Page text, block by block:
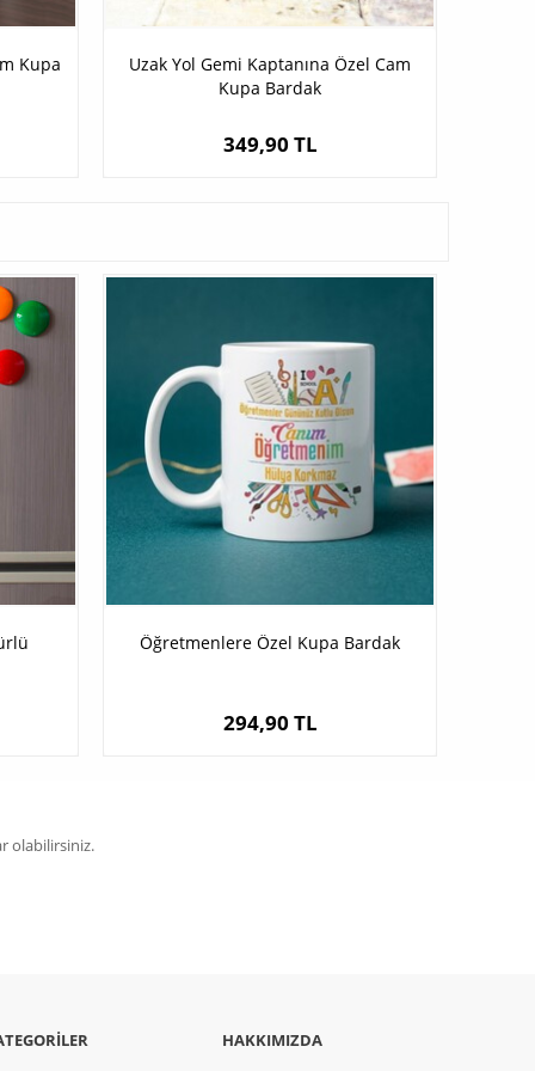
Kupa
Uzak Yol Gemi Kaptanına Özel Cam
Kupa Bardak
349,90 TL
Öğretmenlere Özel Kupa Bardak
294,90 TL
olabilirsiniz.
HAKKIMIZDA